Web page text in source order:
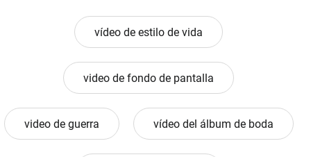
vídeo de estilo de vida
video de fondo de pantalla
video de guerra vídeo del álbum de boda